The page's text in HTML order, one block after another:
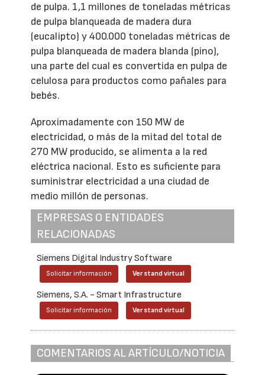
de pulpa. 1,1 millones de toneladas métricas
de pulpa blanqueada de madera dura
(eucalipto) y 400.000 toneladas métricas de
pulpa blanqueada de madera blanda (pino),
una parte del cual es convertida en pulpa de
celulosa para productos como pañales para
bebés.
Aproximadamente con 150 MW de
electricidad, o más de la mitad del total de
270 MW producido, se alimenta a la red
eléctrica nacional. Esto es suficiente para
suministrar electricidad a una ciudad de
medio millón de personas.
EMPRESAS O ENTIDADES
RELACIONADAS
Siemens Digital Industry Software
Solicitar información Ver stand virtual
Siemens, S.A. - Smart Infrastructure
Solicitar información Ver stand virtual
COMENTARIOS AL ARTÍCULO/NOTICIA